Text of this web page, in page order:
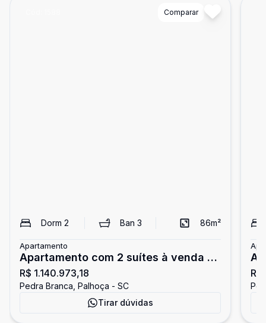
Comparar
Dorm 2 Ban3 86m²
Apartamento
Apartamento com 2 suítes à venda na
Pedra Branca
R$ 1.140.973,18
Pedra Branca, Palhoça - SC
Tirar dúvidas